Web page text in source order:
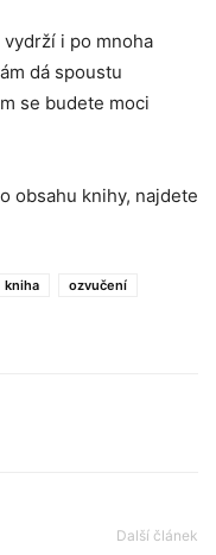
vydrží i po mnoha
dá spoustu
se budete moci
obsahu knihy, najdete
kniha
ozvučení
Další článek